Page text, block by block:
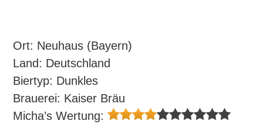
Ort: Neuhaus (Bayern)
Land: Deutschland
Biertyp: Dunkles
Brauerei: Kaiser Bräu
Micha’s Wertung: